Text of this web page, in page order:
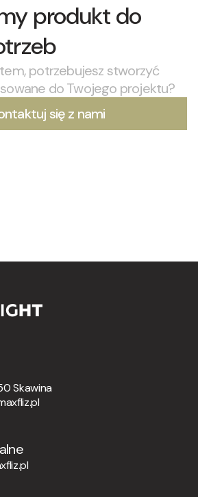
produkt do
potrzebujesz stworzyć
do Twojego projektu?
się z nami
Skawina